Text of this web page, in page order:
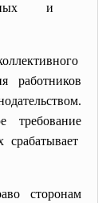
и
работников
требование
срабатывает
сторонам